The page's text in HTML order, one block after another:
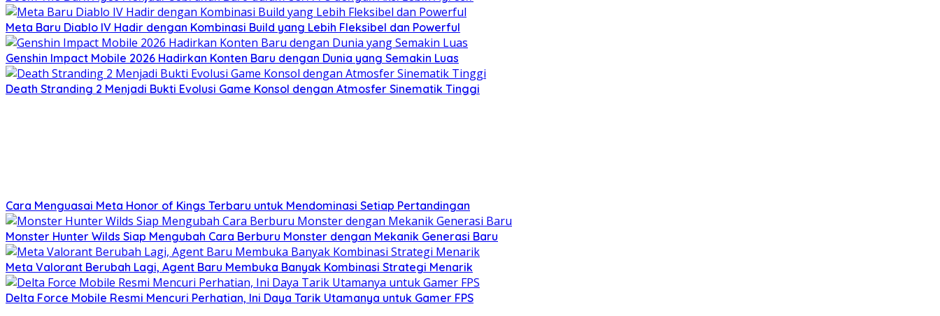
Meta Baru Diablo IV Hadir dengan Kombinasi Build yang Lebih Fleksibel dan Powerful
Genshin Impact Mobile 2026 Hadirkan Konten Baru dengan Dunia yang Semakin Luas
Death Stranding 2 Menjadi Bukti Evolusi Game Konsol dengan Atmosfer Sinematik Tinggi
Cara Menguasai Meta Honor of Kings Terbaru untuk Mendominasi Setiap Pertandingan
Monster Hunter Wilds Siap Mengubah Cara Berburu Monster dengan Mekanik Generasi Baru
Meta Valorant Berubah Lagi, Agent Baru Membuka Banyak Kombinasi Strategi Menarik
Delta Force Mobile Resmi Mencuri Perhatian, Ini Daya Tarik Utamanya untuk Gamer FPS